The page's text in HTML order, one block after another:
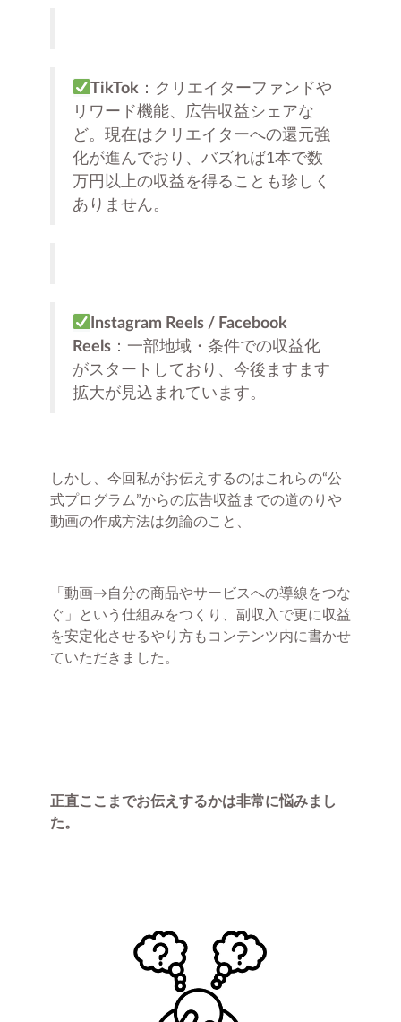
TikTok ：クリエイターファンドや
リワード機能、広告収益シェアな
ど。現在はクリエイターへの還元強
化が進んでおり、バズれば1本で数
万円以上の収益を得ることも珍しく
ありません。
Instagram Reels / Facebook
Reels ：一部地域・条件での収益化
がスタートしており、今後ますます
拡大が見込まれています。
しかし、今回私がお伝えするのはこれらの“公
式プログラム”からの広告収益までの道のりや
動画の作成方法は勿論のこと、
「動画→自分の商品やサービスへの導線をつな
ぐ」という仕組みをつくり、副収入で更に収益
を安定化させるやり方もコンテンツ内に書かせ
ていただきました。
正直ここまでお伝えするかは非常に悩みまし
た。